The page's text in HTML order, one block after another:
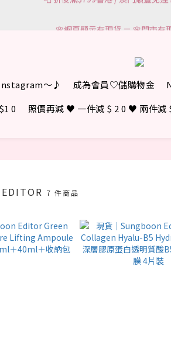
3
1
6
4
5
3
1
0
3
1
🌸網頁顯示有現貨 ＝ 🌸門市有
～♪ 成為會員♡儲購物金
0 照價再減 ♥︎ 一件減 $ 2 0 ♥︎ 兩件減
7 件商品